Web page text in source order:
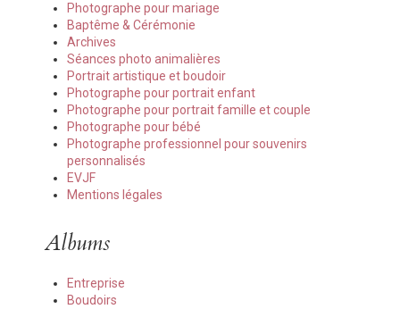
Photographe pour mariage
Baptême & Cérémonie
Archives
Séances photo animalières
Portrait artistique et boudoir
Photographe pour portrait enfant
Photographe pour portrait famille et couple
Photographe pour bébé
Photographe professionnel pour souvenirs
personnalisés
EVJF
Mentions légales
Albums
Entreprise
Boudoirs